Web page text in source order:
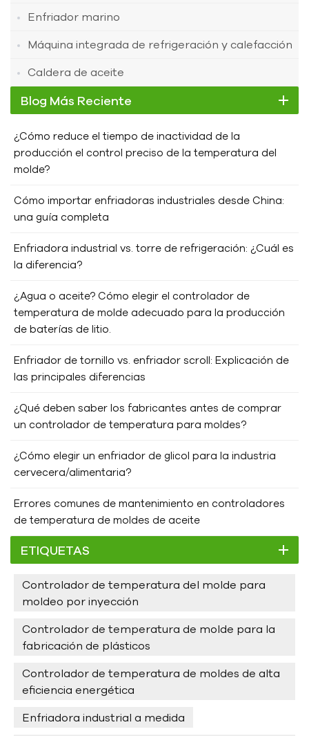
Enfriador marino
Máquina integrada de refrigeración y calefacción
Caldera de aceite
Blog Más Reciente
¿Cómo reduce el tiempo de inactividad de la
producción el control preciso de la temperatura del
molde?
Cómo importar enfriadoras industriales desde China:
una guía completa
Enfriadora industrial vs. torre de refrigeración: ¿Cuál es
la diferencia?
¿Agua o aceite? Cómo elegir el controlador de
temperatura de molde adecuado para la producción
de baterías de litio.
Enfriador de tornillo vs. enfriador scroll: Explicación de
las principales diferencias
¿Qué deben saber los fabricantes antes de comprar
un controlador de temperatura para moldes?
¿Cómo elegir un enfriador de glicol para la industria
cervecera/alimentaria?
Errores comunes de mantenimiento en controladores
de temperatura de moldes de aceite
ETIQUETAS
Controlador de temperatura del molde para
moldeo por inyección
Controlador de temperatura de molde para la
fabricación de plásticos
Controlador de temperatura de moldes de alta
eficiencia energética
Enfriadora industrial a medida